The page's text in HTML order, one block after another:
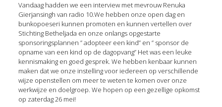
Vandaag hadden we een interview met mevrouw Renuka
Gierjansingh van radio 10.We hebben onze open dag en
bunkopoeseri kunnen promoten en kunnen vertellen over
Stichting Betheljada en onze onlangs opgestarte
sponsoringsplannen ” adopteer een kind” en ” sponsor de
opname van een kind op de dagopvang” Het was een leuke
kennismaking en goed gesprek. We hebben kenbaar kunnen
maken dat we onze instelling voor iedereen op verschillende
wijze openstellen om meer te weten te komen over onze
werkwijze en doelgroep. We hopen op een gezellige opkomst
op zaterdag 26 mei!